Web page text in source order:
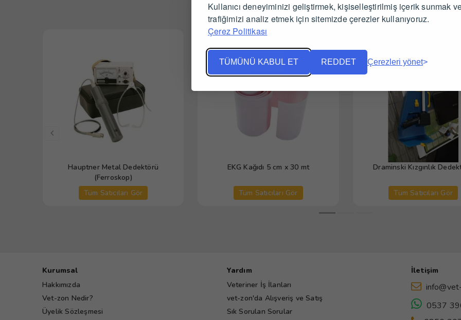
Kullanıcı deneyiminizi geliştirmek, kişiselleştirilmiş içerik sunmak
trafiğimizi analiz etmek için sitemizde çerezler kullanıyoruz.
Çerez Politikası
TÜMÜNÜ KABUL ET REDDET Çerezleri yönet
İlgili Ürünler
Hauptner Metal Dedektörü
(Ferroskop)
Tüm Satıcıları Gör
EKG Kağıdı 5 cm x 30 mt
Tüm Satıcıları Gör
Draminski Kızgınlık
Tüm Satıcıları Gör
Kurumsal
Hakkımızda
Vet-zon Nedir?
Üyelik Sözleşmesi
Yardım
Veteriner İş İlanları
vet-zon'da Alışveriş ve Satış
Sık Sorulan Sorular
İletişim
0537